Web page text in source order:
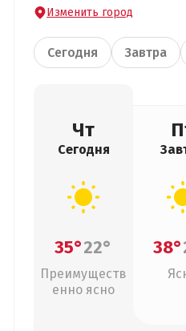
Изменить город
Сегодня Завтра
Чт
Сегодня
35°22°
Преимуществ
енно ясно
38°